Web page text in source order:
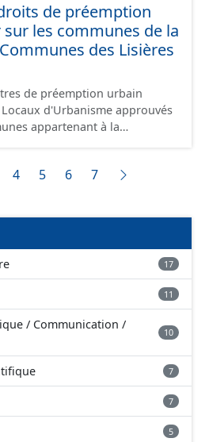
soit l'équivalent de 220
au canal Dunkerque-Escaut, de
au-Bac (près de Cambrai).
de préemption
les communes de la
des Lisières
de préemption urbain
d'Urbanisme approuvés
appartenant à la
conformément aux
l'attention
données, il est rappelé que
4 5 6 7
17
11
/ Communication /
10
7
7
5